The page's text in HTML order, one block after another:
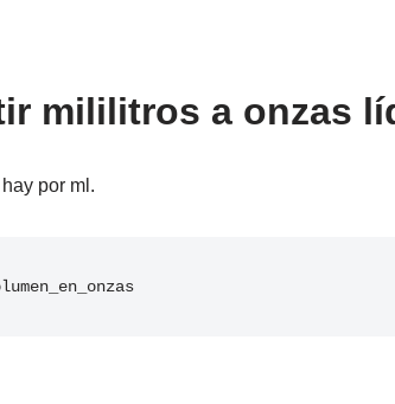
mililitros a onzas
por ml.